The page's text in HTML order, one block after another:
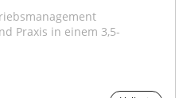
Praxis in einem 3,5-